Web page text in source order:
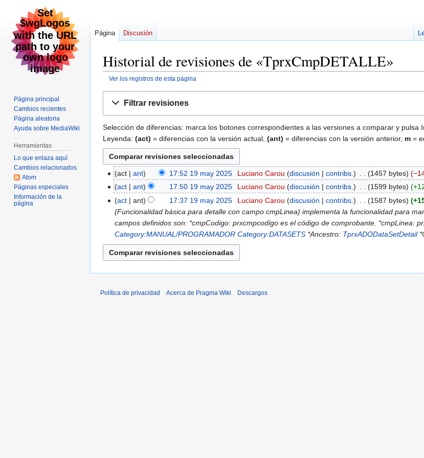
Historial de revisiones de «TprxCmpDETALLE»
Ver los registros de esta página
navegación
búsqueda
Filtrar revisiones
Selección de diferencias: marca los botones correspondientes a las versiones a comparar y pulsa
Leyenda: (act) = diferencias con la versión actual, (ant) = diferencias con la versión anterior, m =
19
may
2025
act ant 17:52 19 may 2025 Luciano Carou discusión contribs. 1457 bytes
act
ant 17:50 19 may 2025 Luciano Carou discusión contribs. 1599 bytes
act
ant 17:37 19 may 2025 Luciano Carou discusión contribs. 1587 bytes
(Funcionalidad básica para detalle con campo cmpLinea) implementa la funcionalidad para
campos definidos son: *cmpCodigo: prxcmpcodigo es el código de comprobante. *cmpLinea:
Category:MANUAL/PROGRAMADOR Category:DATASETS *Ancestro: TprxADODataSetDetail
Página Discusión
Página principal
Cambios recientes
Página aleatoria
Ayuda sobre MediaWiki
Herramientas
Lo que enlaza aquí
Cambios relacionados
Atom
Páginas especiales
Información de la
página
Política de privacidad Acerca de Pragma Wiki Descargos